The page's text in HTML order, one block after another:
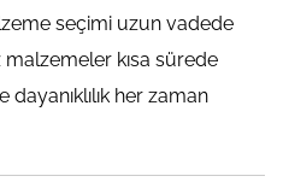
seçimi uzun vadede
kısa sürede
her zaman